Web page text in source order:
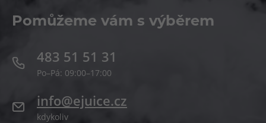
Pomůžeme vám s výběrem
483 51 51 31
Po–Pá: 09:00–17:00
info@ejuice.cz
kdykoliv